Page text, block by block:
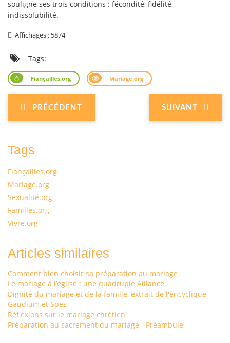
souligne ses trois conditions : fécondité, fidélité,
indissolubilité.
Affichages : 5874
Tags:
Fiançailles.org Mariage.org
PRÉCÉDENT SUIVANT
Tags
Fiançailles.org
Mariage.org
Sexualité.org
Familles.org
Vivre.org
Articles similaires
Comment bien choisir sa préparation au mariage
Le mariage à l’église : une quadruple Alliance
Dignité du mariage et de la famille, extrait de l'encyclique
Gaudium et Spes
Réflexions sur le mariage chrétien
Préparation au sacrement du mariage - Préambule